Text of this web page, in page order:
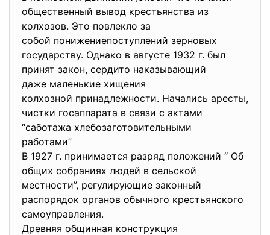
общественный вывод крестьянства из
колхозов. Это повлекло за
собой понижениепоступлений зерновых
государству. Однако в августе 1932 г. был
принят закон, сердито наказывающий
даже маленькие хищения
колхозной принадлежности. Начались аресты,
чистки госаппарата в связи с актами
“саботажа хлебозаготовительными
работами”
В 1927 г. принимается разряд положений “ Об
общих собраниях людей в сельской
местности”, регулирующие законный
распорядок органов обычного крестьянского
самоуправления.
Древняя общинная конструкция